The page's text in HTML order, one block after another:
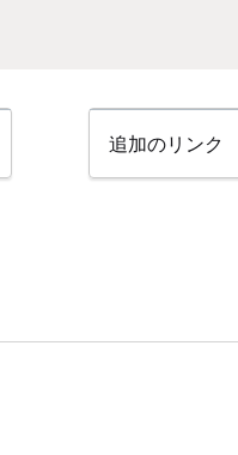
追加のリンク